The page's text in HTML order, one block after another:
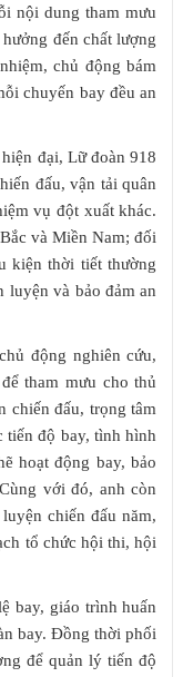
nội dung tham mưu
đến chất lượng
chủ động bám
chuyến bay đều an
đại, Lữ đoàn 918
đấu, vận tải quân
vụ đột xuất khác.
và Miền Nam; đối
kiện thời tiết thường
luyện và bảo đảm an
động nghiên cứu,
tham mưu cho thủ
chiến đấu, trọng tâm
tiến độ bay, tình hình
hoạt động bay, bảo
với đó, anh còn
chiến đấu năm,
tổ chức hội thi, hội
bay, giáo trình huấn
bay. Đồng thời phối
để quản lý tiến độ